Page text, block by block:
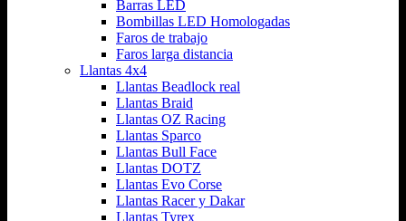
Barras LED
Bombillas LED Homologadas
Faros de trabajo
Faros larga distancia
Llantas 4x4
Llantas Beadlock real
Llantas Braid
Llantas OZ Racing
Llantas Sparco
Llantas Bull Face
Llantas DOTZ
Llantas Evo Corse
Llantas Racer y Dakar
Llantas Tyrex